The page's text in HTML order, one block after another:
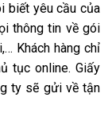
biết yêu cầu của
thông tin về gói
Khách hàng chỉ
tục online. Giấy
ty sẽ gửi về tận